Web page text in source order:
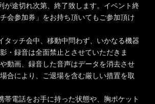
が途切れ次第、終了致します。イベント終
会参加券」をお持ち頂いてもご参加頂け
タッチ会中、移動中問わず、いかなる機器
・録音は全面禁止とさせていただきま
動画、録音した音声はデータを消去させ
合により、ご退場を含む厳しい措置を取
帯電話をお手に持った状態や、胸ポケット